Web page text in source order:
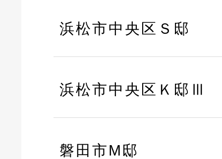
浜松市中央区Ｓ邸
浜松市中央区Ｋ邸Ⅲ
磐田市M邸